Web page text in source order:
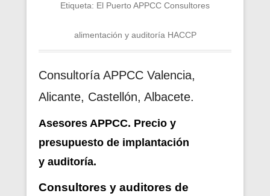
Etiqueta: El Puerto APPCC Consultores
alimentación y auditoría HACCP
Consultoría APPCC Valencia,
Alicante, Castellón, Albacete.
Asesores APPCC. Precio y
presupuesto de implantación
y auditoría.
Consultores y auditores de